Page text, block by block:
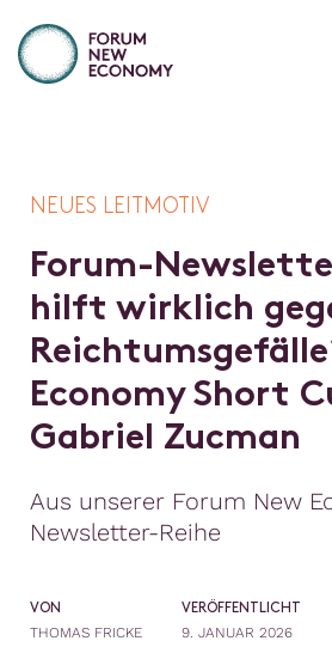
NEUES LEITMOTIV
Forum-Newslette
hilft wirklich geg
Reichtumsgefälle
Economy Short C
Gabriel Zucman
Aus unserer Forum New
Newsletter-Reihe
VON
THOMAS FRICKE
VERÖFFENTLICHT
9. JANUAR 2026